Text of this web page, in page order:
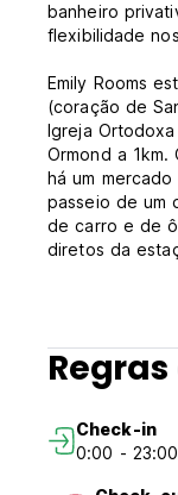
banheiro
flexibilidade
Emily Rooms
(coração de
Igreja
Ormond a
há um
passeio de um
de carro e de
diretos da
fraterna,
virtual 24h.
Check-in das
Check-out
Check-in
0:00 - 23:00